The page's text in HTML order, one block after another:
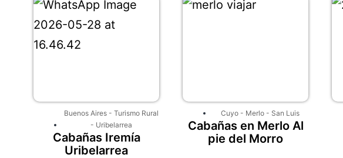
Buenos Aires- Turismo Rural
- Uribelarrea
Cabañas Iremía
Uribelarrea
Cuyo - Merlo - San Luis
Cabañas en Merlo Al
pie del Morro